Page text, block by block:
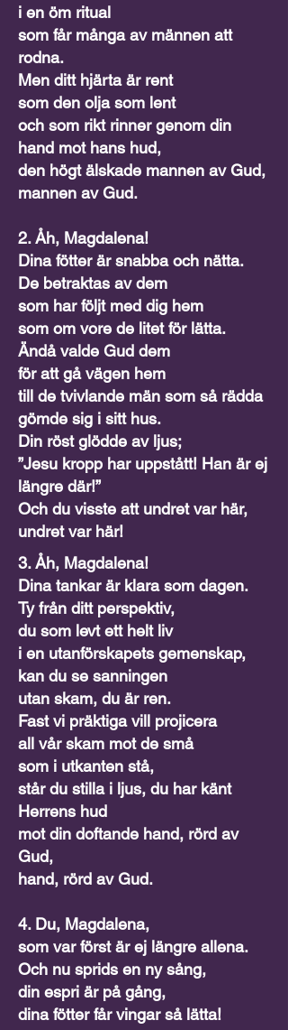
i en öm ritual
som får många av männen att
rodna.
Men ditt hjärta är rent
som den olja som lent
och som rikt rinner genom din
hand mot hans hud,
den högt älskade mannen av Gud,
mannen av Gud.
2. Åh, Magdalena!
Dina fötter är snabba och nätta.
De betraktas av dem
som har följt med dig hem
som om vore de litet för lätta.
Ändå valde Gud dem
för att gå vägen hem
till de tvivlande män som så rädda
gömde sig i sitt hus.
Din röst glödde av ljus;
”Jesu kropp har uppstått! Han är ej
längre där!”
Och du visste att undret var här,
undret var här!
3. Åh, Magdalena!
Dina tankar är klara som dagen.
Ty från ditt perspektiv,
du som levt ett helt liv
i en utanförskapets gemenskap,
kan du se sanningen
utan skam, du är ren.
Fast vi präktiga vill projicera
all vår skam mot de små
som i utkanten stå,
står du stilla i ljus, du har känt
Herrens hud
mot din doftande hand, rörd av
Gud,
hand, rörd av Gud.
4. Du, Magdalena,
som var först är ej längre allena.
Och nu sprids en ny sång,
din espri är på gång,
dina fötter får vingar så lätta!